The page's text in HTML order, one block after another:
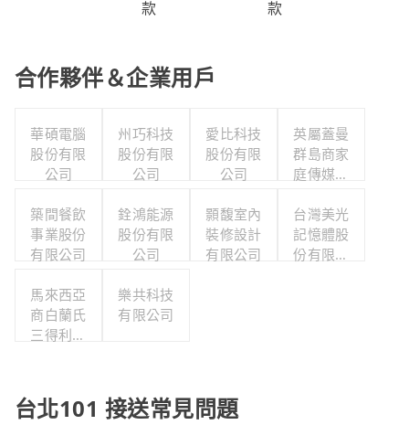
款 款
合作夥伴＆企業用戶
華碩電腦
股份有限
公司
州巧科技
股份有限
公司
愛比科技
股份有限
公司
英屬蓋曼
群島商家
庭傳媒股
司城邦分
公司
築間餐飲
事業股份
有限公司
銓鴻能源
股份有限
公司
顥馥室內
裝修設計
有限公司
台灣美光
記憶體股
份有限公
馬來西亞
商白蘭氏
三得利股
公司
樂共科技
有限公司
台北101 接送常見問題